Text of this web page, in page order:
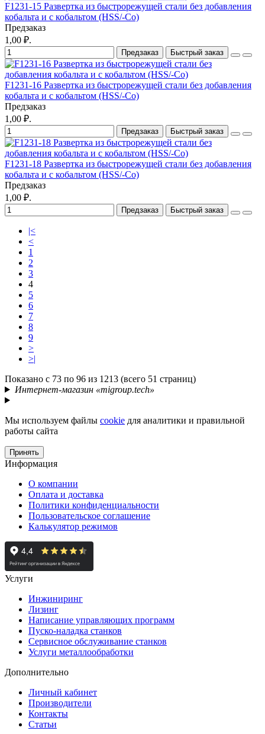
F1231-15 Развертка из быстрорежущей стали без добавления
кобальта и с кобальтом (HSS/-Co)
Предзаказ
1,00 ₽.
Предзаказ Быстрый заказ
F1231-16 Развертка из быстрорежущей стали без добавления
кобальта и с кобальтом (HSS/-Co)
Предзаказ
1,00 ₽.
Предзаказ Быстрый заказ
F1231-18 Развертка из быстрорежущей стали без добавления
кобальта и с кобальтом (HSS/-Co)
Предзаказ
1,00 ₽.
Предзаказ Быстрый заказ
|<
<
1
2
3
4
5
6
7
8
9
>
>|
Показано с 73 по 96 из 1213 (всего 51 страниц)
Интернет-магазин «migroup.tech»
Мы используем файлы cookie для аналитики и правильной
работы сайта
Принять
Информация
О компании
Оплата и доставка
Политики конфиденциальности
Пользовательское соглашение
Калькулятор режимов
Услуги
Инжиниринг
Лизинг
Написание управляющих программ
Пуско-наладка станков
Сервисное обслуживание станков
Услуги металлообработки
Дополнительно
Личный кабинет
Производители
Контакты
Статьи